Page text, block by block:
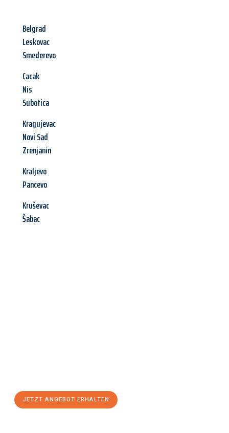
Belgrad
Leskovac
Smederevo
Cacak
Nis
Subotica
Kragujevac
Novi Sad
Zrenjanin
Kraljevo
Pancevo
Kruševac
Šabac
JETZT ANGEBOT ERHALTEN